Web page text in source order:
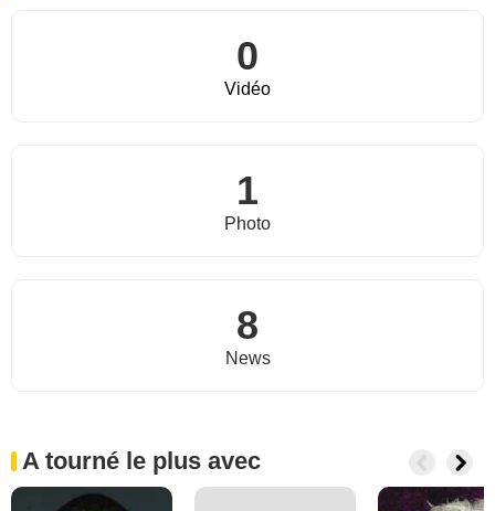
0
Vidéo
1
Photo
8
News
A tourné le plus avec